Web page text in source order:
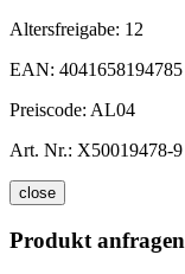
Altersfreigabe: 12
EAN: 4041658194785
Preiscode: AL04
Art. Nr.: X50019478-9
close
Produkt anfragen